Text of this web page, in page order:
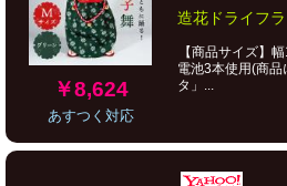
￥8,624
あすつく対応
造花ドライフ
【商品サイズ】
電池3本使用(商
タ」...